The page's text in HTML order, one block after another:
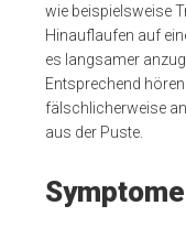
wie beispielsweise
Hinauflaufen auf
es langsamer
Entsprechend
fälschlicherweise
aus der Puste.
Symptome